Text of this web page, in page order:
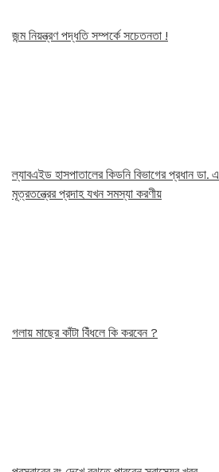
জন্ম নিয়ন্ত্রণ পদ্ধতি সম্পর্কে সচেতনতা !
ল্যাবএইড হাসপাতালের কিডনি বিভাগের প্রধান ডা.
মূত্রতন্ত্রের প্রদাহ যখন সমস্যা করণীয়
গলায় মাছের কাঁটা বিঁধলে কি করবেন ?